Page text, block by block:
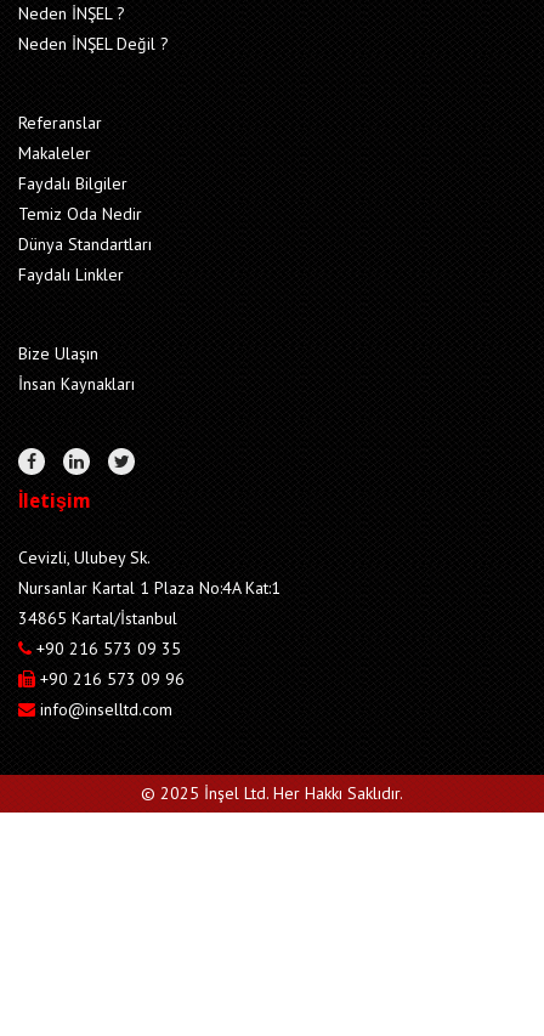
Neden İNŞEL ?
Neden İNŞEL Değil ?
Referanslar
Makaleler
Faydalı Bilgiler
Temiz Oda Nedir
Dünya Standartları
Faydalı Linkler
Bize Ulaşın
İnsan Kaynakları
İletişim
Cevizli, Ulubey Sk.
Nursanlar Kartal 1 Plaza No:4A Kat:1
34865 Kartal/İstanbul
+90 216 573 09 35
+90 216 573 09 96
info@inselltd.com
© 2025 İnşel Ltd. Her Hakkı Saklıdır.